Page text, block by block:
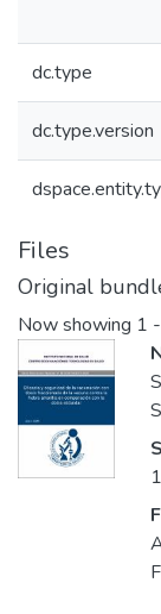
dc.type
dc.type.version
Files
Original
Now showing 1